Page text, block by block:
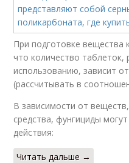
При подготовке вещества
что количество таблеток,
использованию, зависит
(рассчитывать в
В зависимости от
средства, фунгициды
действия:
Читать дальше →